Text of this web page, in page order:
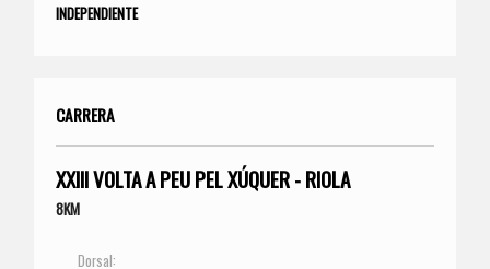
INDEPENDIENTE
CARRERA
XXIII VOLTA A PEU PEL XÚQUER - RIOLA
8KM
Dorsal: